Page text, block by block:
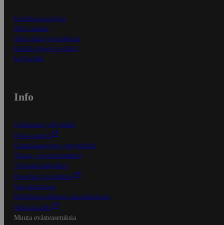
Ensitilaajan ohjeet
Näin maksat
Näin tilaat ja muokkaat
Kaikki ohjeet ja vinkit
In English
Info
S-Business yrityksille
Oiva-raportit
Osuuskauppojen yhteystiedot
Tilaus- ja toimitusehdot
Tietosuojakäytäntö
Palvelun käyttöehdot
Saavutettavuus
Mobiilisovelluksen saavutettavuus
Mainostajalle
Muuta evästeasetuksia